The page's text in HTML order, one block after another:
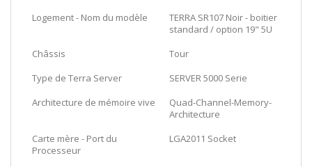
Logement - Nom du modèle
TERRA SR107 Noir - boitier
standard / option 19" 5U
Châssis
Tour
Type de Terra Server
SERVER 5000 Serie
Architecture de mémoire vive
Quad-Channel-Memory-
Architecture
Carte mère - Port du
Processeur
LGA2011 Socket